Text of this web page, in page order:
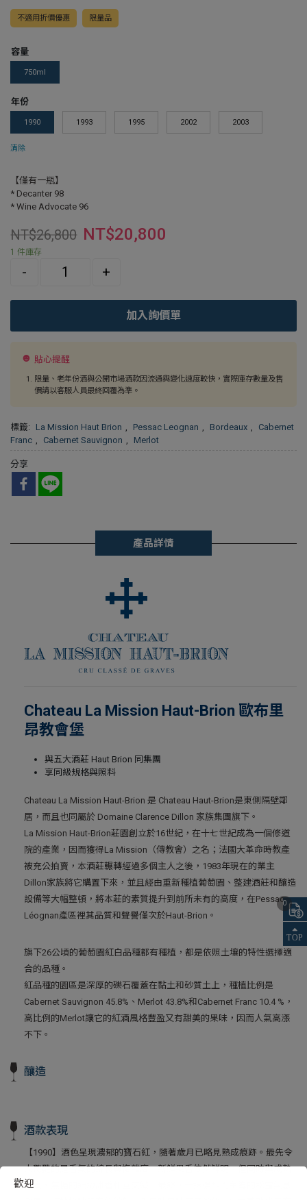
歡迎
不適用折價優惠 限量品
容量
750ml
年份
1990 1993 1995 2002 2003
清除
【僅有一瓶】
* Decanter 98
* Wine Advocate 96
NT$26,800 NT$20,800
1 件庫存
- +
加入詢價單
貼心提醒
限量、老年份酒與公開市場酒款因流通與變化速度較快，實際庫存數量及售
價請以客服人員最終回覆為準。
標籤: La Mission Haut Brion , Pessac Leognan , Bordeaux ,
Cabernet
Franc , Cabernet Sauvignon , Merlot
分享
產品詳情
Chateau La Mission Haut-Brion 歐布里
昂教會堡
與五大酒莊 Haut Brion 同集團
享同級規格與照料
Chateau La Mission Haut-Brion 是 Chateau Haut-Brion是東側隔壁鄰
居，而且也同屬於 Domaine Clarence Dillon 家族集團旗下。
La Mission Haut-Brion莊園創立於16世紀，在十七世紀成為一個修道
院的產業，因而獲得La Mission（傳教會）之名；法國大革命時教產
被充公拍賣，本酒莊輾轉經過多個主人之後，1983年現在的業主
Dillon家族將它購置下來，並且經由重新種植葡萄園、整建酒莊和釀造
設備等大幅整頓，將本莊的素質提升到前所未有的高度，在Pessac-
Léognan產區裡其品質和聲譽僅次於Haut-Brion。
旗下26公頃的葡萄園紅白品種都有種植，都是依照土壤的特性選擇適
合的品種。
紅品種的園區是深厚的礫石覆蓋在黏土和砂質土上，種植比例是
Cabernet Sauvignon 45.8%、Merlot 43.8%和Cabernet Franc 10.4 %，
高比例的Merlot讓它的紅酒風格豐盈又有甜美的果味，因而人氣高漲
不下。
釀造
酒款表現
【1990】酒色呈現濃郁的寶石紅，隨著歲月已略見熟成痕跡。最先令
人驚艷的是香氣的綿長與複雜度，新鮮果香依然鮮明，但同時與成熟
果實、焦糖的細緻甜香相互交織。最終，一抹強烈而主導的松露氣息
0